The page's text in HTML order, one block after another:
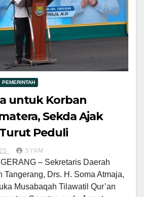
PEMERINTAH
untuk Korban
Sekda Ajak
Peduli
SYAM
– Sekretaris Daerah
Tangerang, Drs. H. Soma Atmaja,
Musabaqah Tilawatil Qur’an